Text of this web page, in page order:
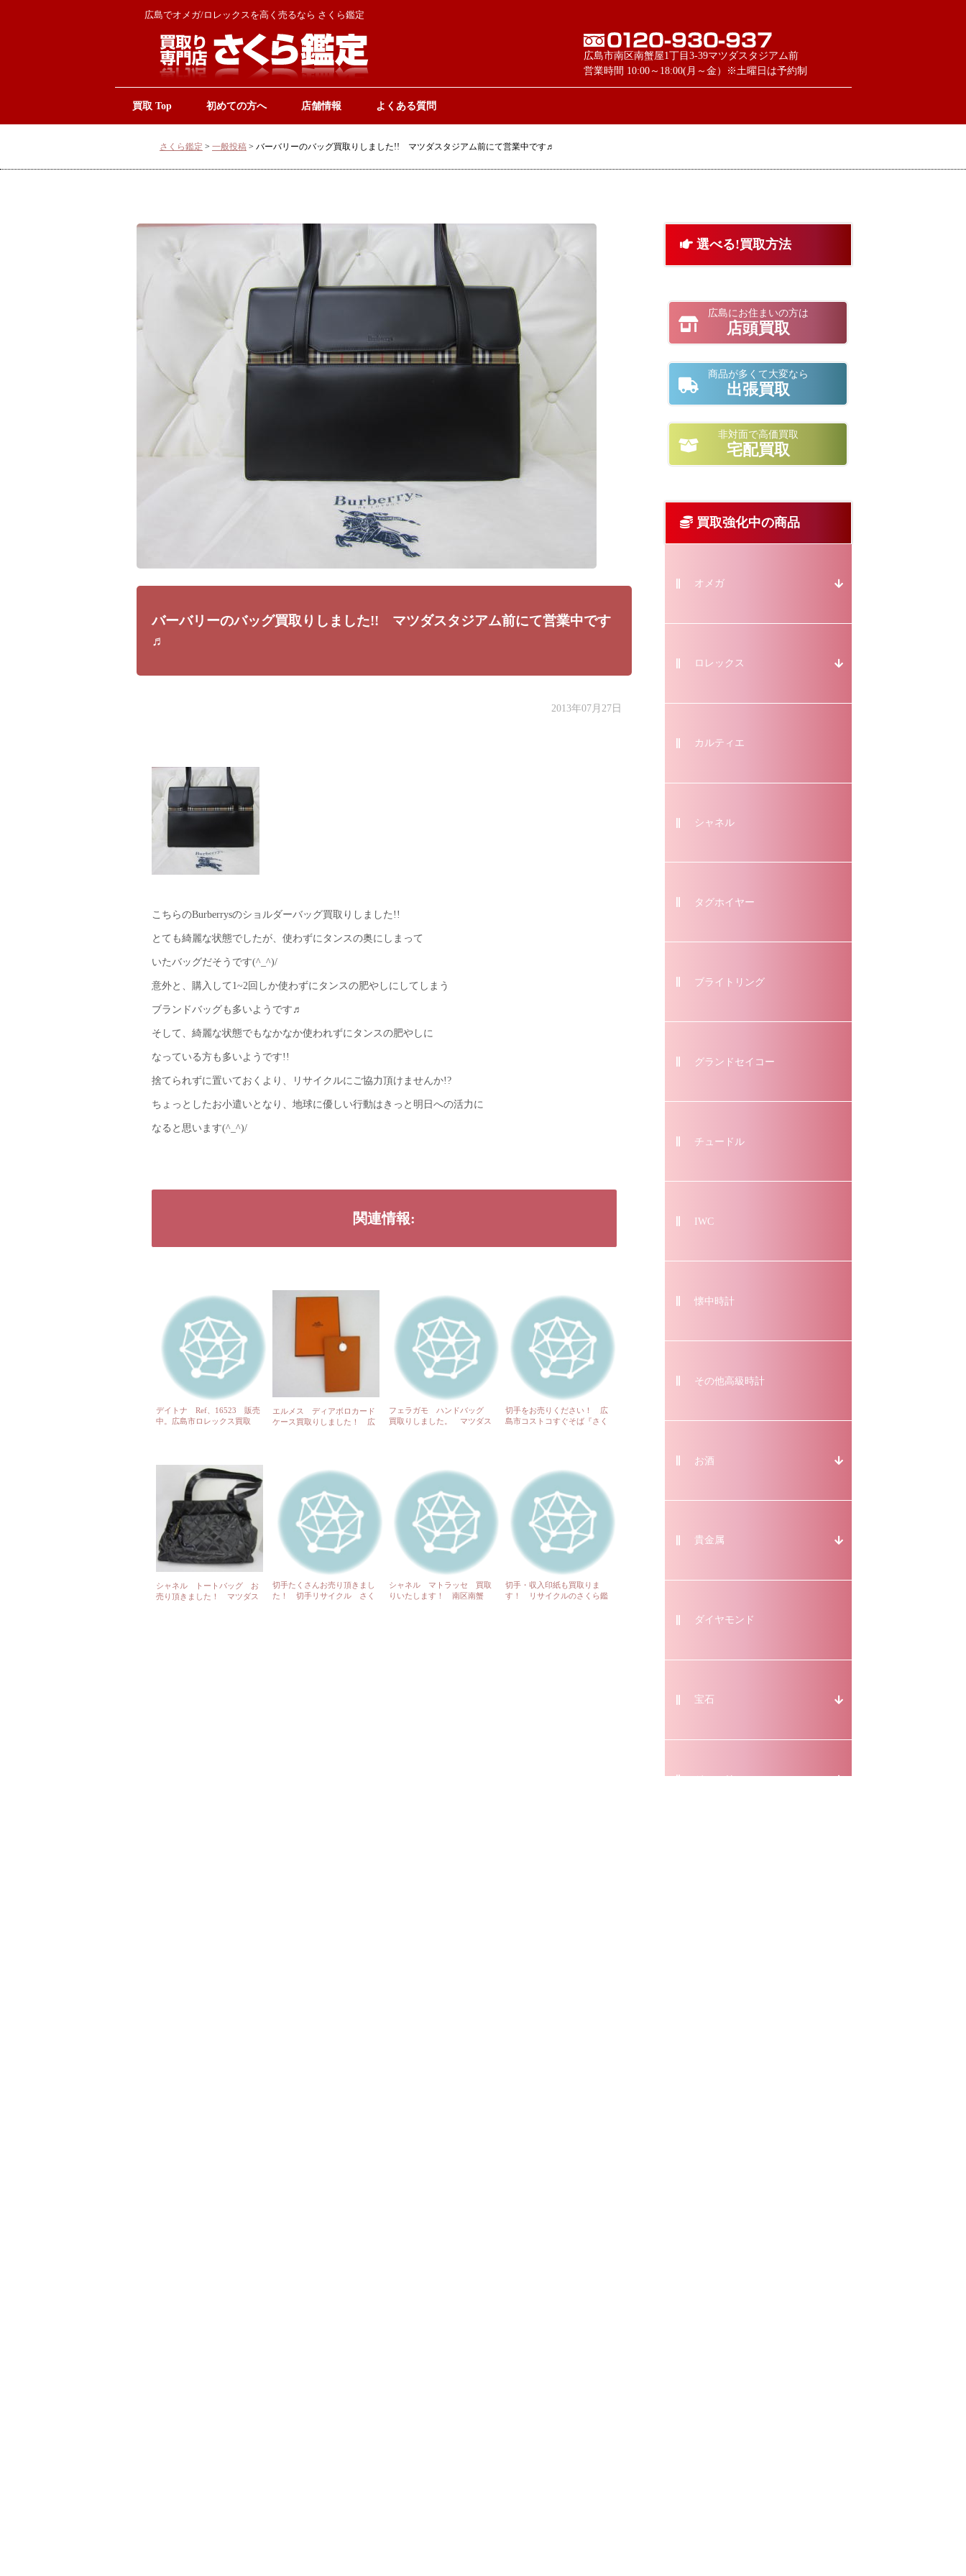
広島でオメガ/ロレックスを高く売るなら さくら鑑定
広島市南区南蟹屋1丁目3-39マツダスタジアム前
営業時間 10:00～18:00(月～金）※土曜日は予約制
買取 Top 初めての方へ 店舗情報 よくある質問
さくら鑑定 > 一般投稿 > バーバリーのバッグ買取りしました!! マツダスタジアム前にて営業中です♬
バーバリーのバッグ買取りしました!! マツダスタジアム前にて営業中です
♬
2013年07月27日
こちらのBurberrysのショルダーバッグ買取りしました!!
とても綺麗な状態でしたが、使わずにタンスの奥にしまって
いたバッグだそうです(^_^)/
意外と、購入して1~2回しか使わずにタンスの肥やしにしてしまう
ブランドバッグも多いようです♬
そして、綺麗な状態でもなかなか使われずにタンスの肥やしに
なっている方も多いようです!!
捨てられずに置いておくより、リサイクルにご協力頂けませんか!?
ちょっとしたお小遣いとなり、地球に優しい行動はきっと明日への活力に
なると思います(^_^)/
関連情報:
デイトナ Ref、16523 販売
中。広島市ロレックス買取
エルメス ディアボロカード
ケース買取りしました！ 広
フェラガモ ハンドバッグ
買取りしました。 マツダス
切手をお売りください！ 広
島市コストコすぐそば『さく
シャネル トートバッグ お
売り頂きました！ マツダス
切手たくさんお売り頂きまし
た！ 切手リサイクル さく
シャネル マトラッセ 買取
りいたします！ 南区南蟹
切手・収入印紙も買取りま
す！ リサイクルのさくら鑑
選べる!買取方法
広島にお住まいの方は
店頭買取
商品が多くて大変なら
出張買取
非対面で高価買取
宅配買取
買取強化中の商品
オメガ
ロレックス
カルティエ
シャネル
タグホイヤー
ブライトリング
グランドセイコー
チュードル
IWC
懐中時計
その他高級時計
お酒
貴金属
ダイヤモンド
宝石
ジュエリー